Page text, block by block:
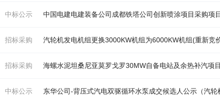
中标公示 中国电建电建装备公司成都铁塔公司创新喷涂项目采购项
招标采购 汽轮机发电机组更换3000KW机组为6000KW机组(重新竞
招标采购 海螺水泥坦桑尼亚莫罗戈罗30MW自备电站及余热补汽项
中标公示 东华公司-背压式汽电双驱循环水泵成交候选人公示（汽轮